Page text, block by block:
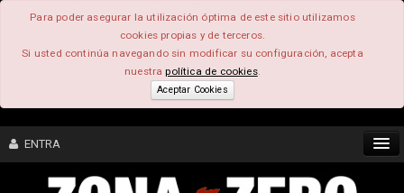
Para poder asegurar la utilización óptima de este sitio utilizamos
cookies propias y de terceros.
Si usted continúa navegando sin modificar su configuración, acepta
nuestrapolítica de cookies.
Aceptar Cookies
ENTRA